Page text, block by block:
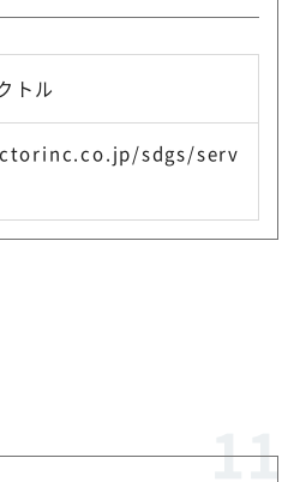
トル
sdgs/serv